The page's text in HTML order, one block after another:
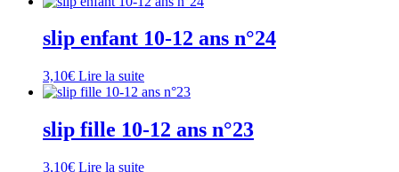
slip enfant 10-12 ans n°24
3,10€ Lire la suite
slip fille 10-12 ans n°23
3,10€ Lire la suite